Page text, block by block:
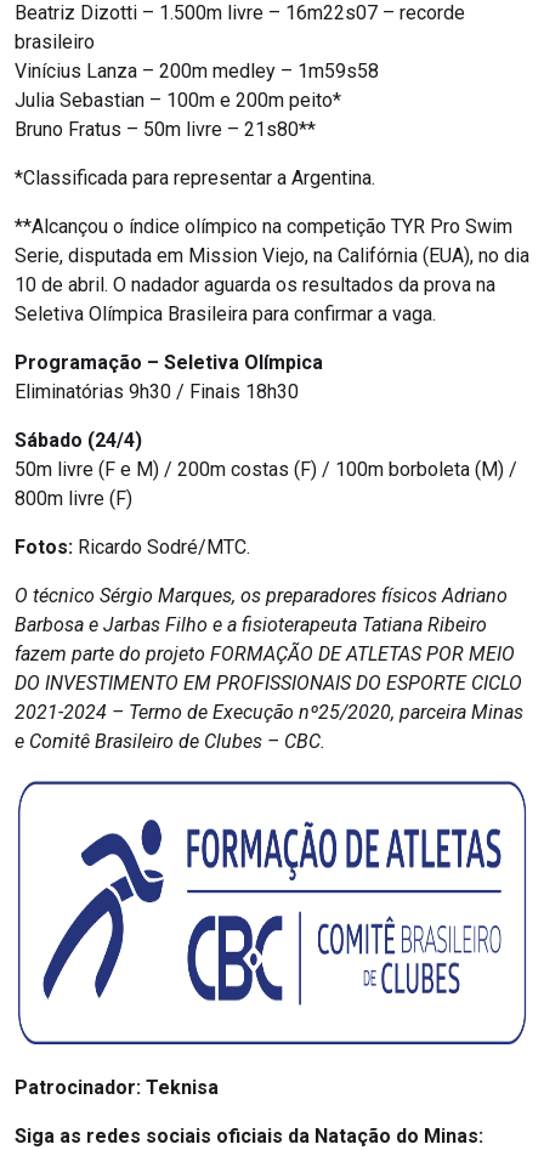
Beatriz Dizotti – 1.500m livre – 16m22s07 – recorde
brasileiro
Vinícius Lanza – 200m medley – 1m59s58
Julia Sebastian – 100m e 200m peito*
Bruno Fratus – 50m livre – 21s80**
*Classificada para representar a Argentina.
**Alcançou o índice olímpico na competição TYR Pro Swim
Serie, disputada em Mission Viejo, na Califórnia (EUA), no dia
10 de abril. O nadador aguarda os resultados da prova na
Seletiva Olímpica Brasileira para confirmar a vaga.
Programação – Seletiva Olímpica
Eliminatórias 9h30 / Finais 18h30
Sábado (24/4)
50m livre (F e M) / 200m costas (F) / 100m borboleta (M) /
800m livre (F)
Fotos: Ricardo Sodré/MTC.
O técnico Sérgio Marques, os preparadores físicos Adriano
Barbosa e Jarbas Filho e a fisioterapeuta Tatiana Ribeiro
fazem parte do projeto FORMAÇÃO DE ATLETAS POR MEIO
DO INVESTIMENTO EM PROFISSIONAIS DO ESPORTE CICLO
2021-2024 – Termo de Execução nº25/2020, parceira Minas
e Comitê Brasileiro de Clubes – CBC.
Patrocinador: Teknisa
Siga as redes sociais oficiais da Natação do Minas: